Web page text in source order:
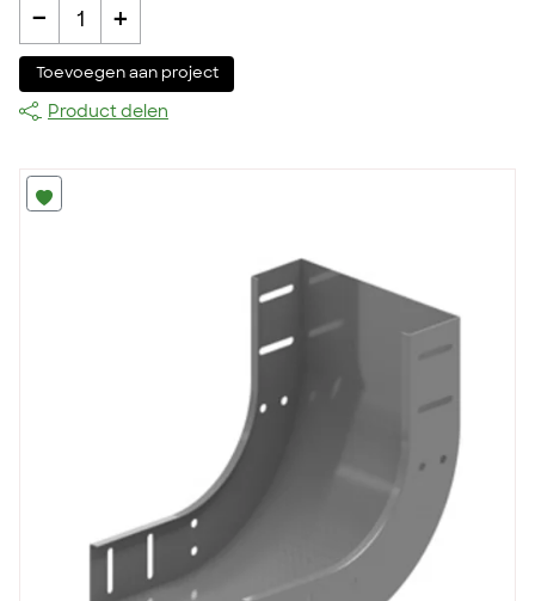
- 1 +
Toevoegen aan project
Product delen